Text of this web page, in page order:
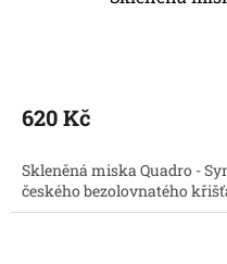
produktu
je
z
5
hvězdiček.
620 Kč
Skleněná miska Quadro -
českého bezolovnatého